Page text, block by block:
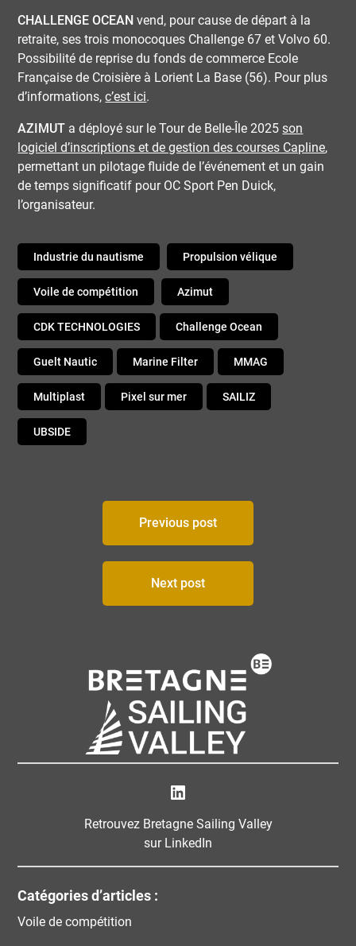
CHALLENGE OCEANvend, pour cause de départ à la
retraite, ses trois monocoques Challenge 67 et Volvo 60.
Possibilité de reprise du fonds de commerce Ecole
Française de Croisière à Lorient La Base (56). Pour plus
d’informations,c’est ici.
AZIMUT a déployé sur le Tour de Belle-Île 2025son
logiciel d’inscriptions et de gestion des courses Capline,
permettant un pilotage fluide de l’événement et un gain
de temps significatif pour OC Sport Pen Duick,
l’organisateur.
Industrie du nautisme Propulsion vélique
Voile de compétition Azimut
CDK TECHNOLOGIES Challenge Ocean
Guelt Nautic Marine Filter MMAG
Multiplast Pixel sur mer SAILIZ
UBSIDE
Navigation
Previous post
Next post
Bretagne Sailing Valley
Retrouvez Bretagne Sailing Valley
sur LinkedIn
Catégories d’articles :
Voile de compétition